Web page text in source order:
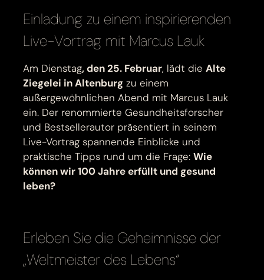
Einladung zu einem inspirierenden
Live-Vortrag mit Marcus Lauk
Am Dienstag, den 25. Februar, lädt die Alte
Ziegelei in Altenburg zu einem
außergewöhnlichen Abend mit Marcus Lauk
ein. Der renommierte Gesundheitsforscher
und Bestsellerautor präsentiert in seinem
Live-Vortrag spannende Einblicke und
praktische Tipps rund um die Frage: Wie
können wir 100 Jahre erfüllt und gesund
leben?
Erleben Sie die Geheimnisse der
„Weltmeister des Lebens“